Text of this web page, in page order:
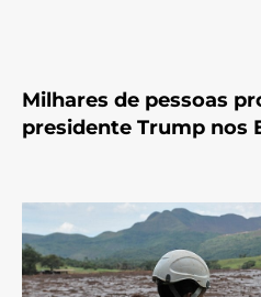
Milhares de pessoas
presidente Trump nos